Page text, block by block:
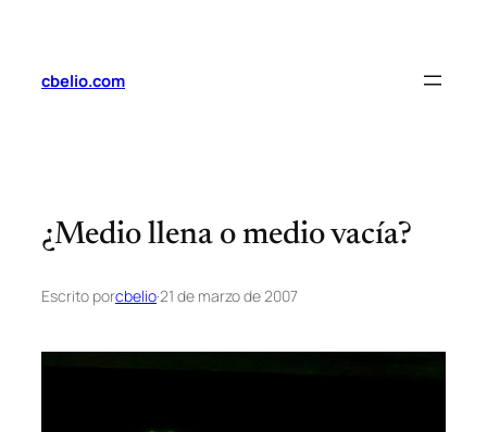
contenido
cbelio.com
¿Medio llena o medio vacía?
Escrito porcbelio·21 de marzo de 2007